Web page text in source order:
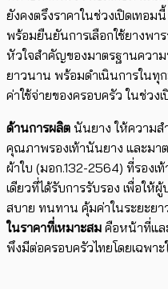
ยังคงตรึงราคาในช่วงเปิดเทอม
พร้อมยืนยันการเลือกใช้ยางพา
หัวใจสำคัญของมาตรฐานควา
ยาวนาน พร้อมดำเนินการในทุ
ค่าใช้จ่ายของครอบครัว ในช่วง
ด้านการผลิต นันยาง ให้ความ
คุณภาพรองเท้านันยาง และมา
ผ้าใบ (มอก.132-2564) ที่รองเ
เดียวที่ได้รับการรับรอง เพื่อให้
สบาย ทนทาน คุ้มค่าในระยะยาว
ในราคาที่เหมาะสม คือหน้าที่แล
พึงมีต่อครอบครัวไทยโดยเฉพา